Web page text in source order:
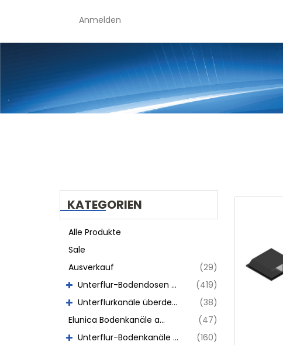
Anmelden
KATEGORIEN
Alle Produkte
Sale
Ausverkauf
(29)
Unterflur-Bodendosen aus Chromstahl
(419)
Unterflurkanäle überdeckt
(38)
Elunica Bodenkanäle abdeckbar
(47)
Unterflur-Bodenkanäle abdeckbar
(160)